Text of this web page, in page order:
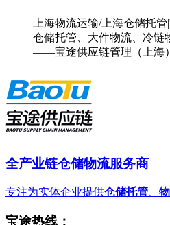
上海物流运输/上海仓储托
仓储托管、大件物流、冷链
——宝途供应链管理（上海
全产业链仓储物流服务商
专注为实体企业提供仓储托管、
宝途热线：